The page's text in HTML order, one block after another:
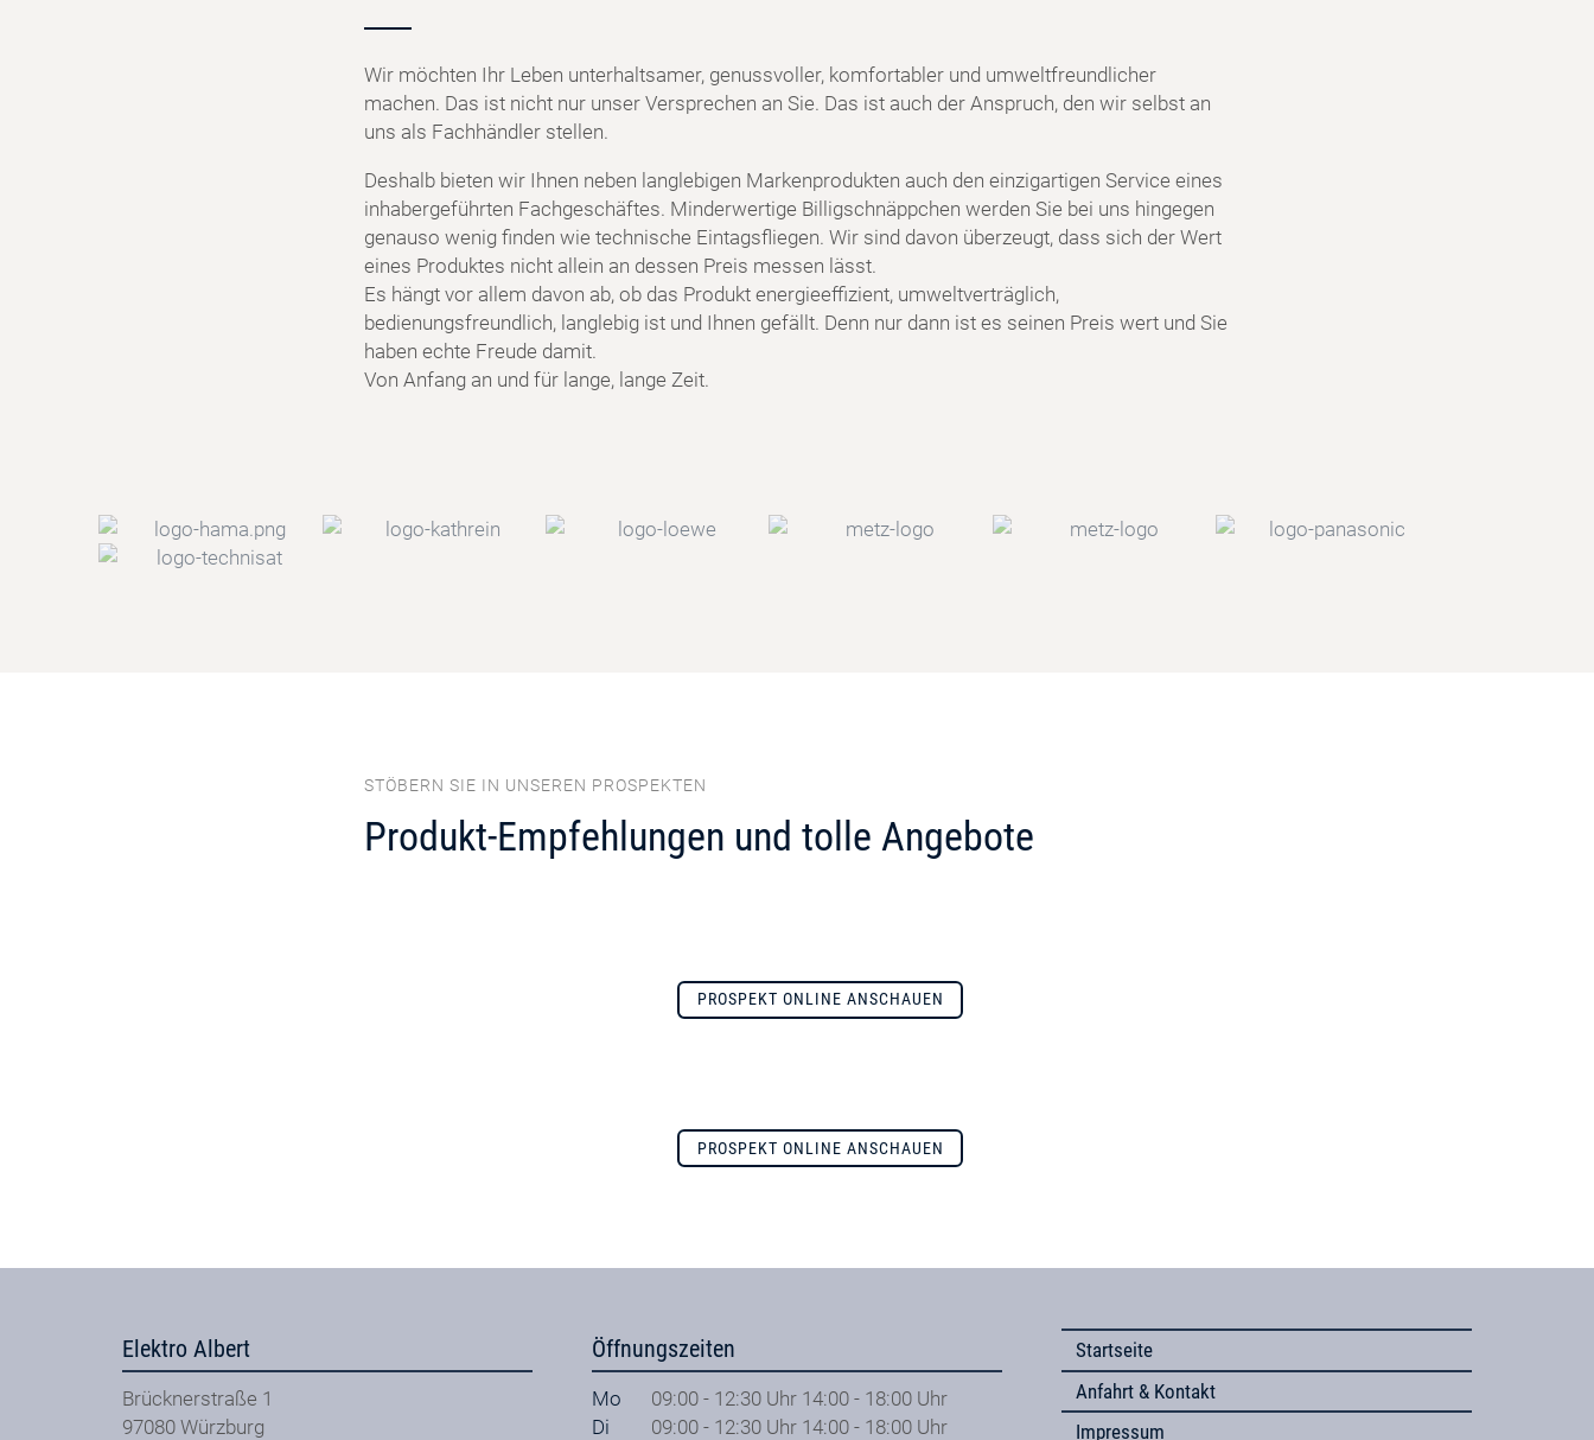
Wir möchten Ihr Leben unterhaltsamer, genussvoller, komfortabler und umweltfreundlicher
machen. Das ist nicht nur unser Versprechen an Sie. Das ist auch der Anspruch, den wir selbst an
uns als Fachhändler stellen.
Deshalb bieten wir Ihnen neben langlebigen Markenprodukten auch den einzigartigen Service eines
inhabergeführten Fachgeschäftes. Minderwertige Billigschnäppchen werden Sie bei uns hingegen
genauso wenig finden wie technische Eintagsfliegen. Wir sind davon überzeugt, dass sich der Wert
eines Produktes nicht allein an dessen Preis messen lässt.
Es hängt vor allem davon ab, ob das Produkt energieeffizient, umweltverträglich,
bedienungsfreundlich, langlebig ist und Ihnen gefällt. Denn nur dann ist es seinen Preis wert und Sie
haben echte Freude damit.
Von Anfang an und für lange, lange Zeit.
STÖBERN SIE IN UNSEREN PROSPEKTEN
Produkt-Empfehlungen und tolle Angebote
PROSPEKT ONLINE ANSCHAUEN
PROSPEKT ONLINE ANSCHAUEN
Elektro Albert
Brücknerstraße 1
97080 Würzburg
Öffnungszeiten
Mo
09:00 - 12:30 Uhr 14:00 - 18:00 Uhr
Di
09:00 - 12:30 Uhr 14:00 - 18:00 Uhr
Startseite
Anfahrt & Kontakt
Impressum